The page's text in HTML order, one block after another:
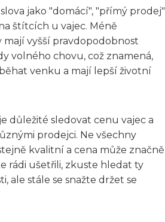
jako "domácí", "přímý prodej"
štítcích u vajec. Méně
vyšší pravdopodobnost
volného chovu, což znamená,
venku a mají lepší životní
důležité sledovat cenu vajec a
prodejci. Ne všechny
kvalitní a cena může značně
rádi ušetřili, zkuste hledat ty
ale stále se snažte držet se